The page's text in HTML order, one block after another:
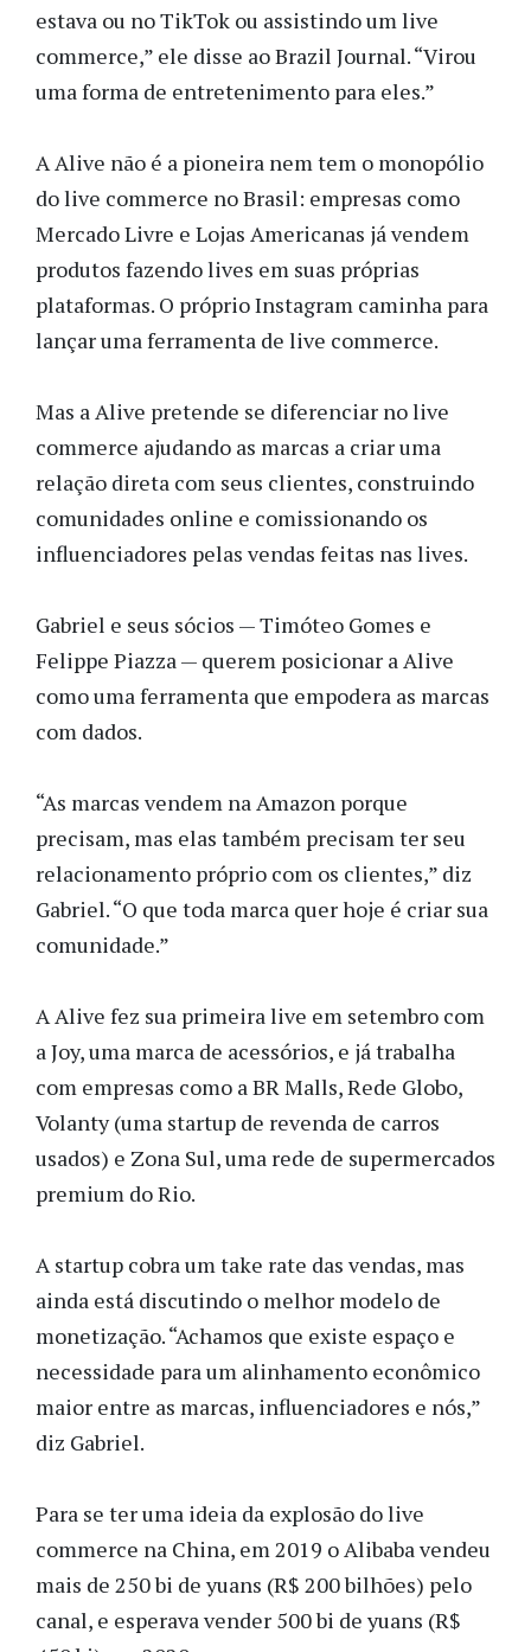
estava ou no TikTok ou assistindo um live
commerce,” ele disse ao Brazil Journal. “Virou
uma forma de entretenimento para eles.”
A Alive não é a pioneira nem tem o monopólio
do live commerce no Brasil: empresas como
Mercado Livre e Lojas Americanas já vendem
produtos fazendo lives em suas próprias
plataformas. O próprio Instagram caminha para
lançar uma ferramenta de live commerce.
Mas a Alive pretende se diferenciar no live
commerce ajudando as marcas a criar uma
relação direta com seus clientes, construindo
comunidades online e comissionando os
influenciadores pelas vendas feitas nas lives.
Gabriel e seus sócios — Timóteo Gomes e
Felippe Piazza — querem posicionar a Alive
como uma ferramenta que empodera as marcas
com dados.
“As marcas vendem na Amazon porque
precisam, mas elas também precisam ter seu
relacionamento próprio com os clientes,” diz
Gabriel. “O que toda marca quer hoje é criar sua
comunidade.”
A Alive fez sua primeira live em setembro com
a Joy, uma marca de acessórios, e já trabalha
com empresas como a BR Malls, Rede Globo,
Volanty (uma startup de revenda de carros
usados) e Zona Sul, uma rede de supermercados
premium do Rio.
A startup cobra um take rate das vendas, mas
ainda está discutindo o melhor modelo de
monetização. “Achamos que existe espaço e
necessidade para um alinhamento econômico
maior entre as marcas, influenciadores e nós,”
diz Gabriel.
Para se ter uma ideia da explosão do live
commerce na China, em 2019 o Alibaba vendeu
mais de 250 bi de yuans (R$ 200 bilhões) pelo
canal, e esperava vender 500 bi de yuans (R$